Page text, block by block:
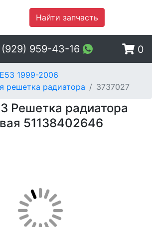
Найти запчасть
(929) 959-43-16 0
1999-2006
решетка радиатора
3737027
Решетка радиатора
51138402646